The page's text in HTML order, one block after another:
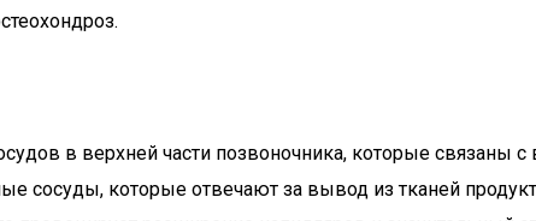
в верхней части позвоночника, которые связаны
сосуды, которые отвечают за вывод из тканей